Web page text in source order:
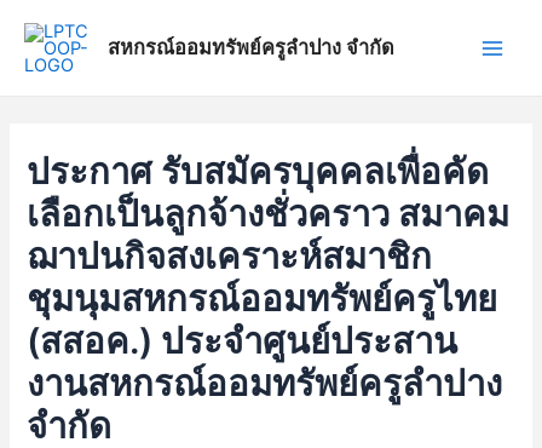
content
สหกรณ์ออมทรัพย์ครูลำปาง จำกัด
ประกาศ รับสมัครบุคคลเพื่อคัด
เลือกเป็นลูกจ้างชั่วคราว สมาคม
ฌาปนกิจสงเคราะห์สมาชิก
ชุมนุมสหกรณ์ออมทรัพย์ครูไทย
(สสอค.) ประจำศูนย์ประสาน
งานสหกรณ์ออมทรัพย์ครูลำปาง
จำกัด
เรื่อง